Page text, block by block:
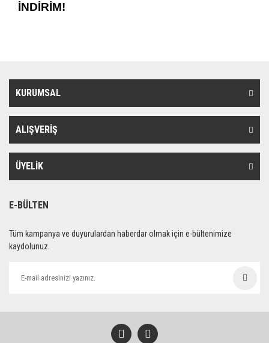
İNDİRİM!
KURUMSAL
ALIŞVERİŞ
ÜYELİK
E-BÜLTEN
Tüm kampanya ve duyurulardan haberdar olmak için e-bültenimize
kaydolunuz.